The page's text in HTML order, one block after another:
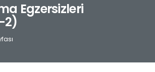
Egzersizleri
2)